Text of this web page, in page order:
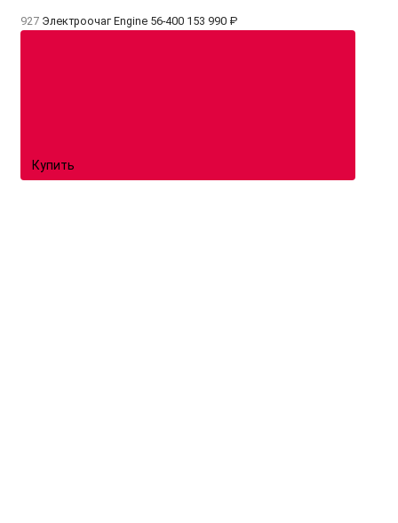
927 Электроочаг Engine 56-400 153 990 ₽
Купить